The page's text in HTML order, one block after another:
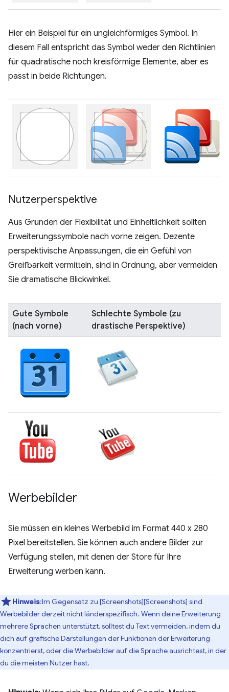
Hier ein Beispiel für ein ungleichförmiges Symbol. In
diesem Fall entspricht das Symbol weder den Richtlinien
für quadratische noch kreisförmige Elemente, aber es
passt in beide Richtungen.
Nutzerperspektive
Aus Gründen der Flexibilität und Einheitlichkeit sollten
Erweiterungssymbole nach vorne zeigen. Dezente
perspektivische Anpassungen, die ein Gefühl von
Greifbarkeit vermitteln, sind in Ordnung, aber vermeiden
Sie dramatische Blickwinkel.
Gute Symbole
(nach vorne)
Schlechte Symbole (zu
drastische Perspektive)
Werbebilder
Sie müssen ein kleines Werbebild im Format 440 x 280
Pixel bereitstellen. Sie können auch andere Bilder zur
Verfügung stellen, mit denen der Store für Ihre
Erweiterung werben kann.
Hinweis:Im Gegensatz zu [Screenshots][Screenshots] sind
Werbebilder derzeit nicht länderspezifisch. Wenn deine Erweiterung
mehrere Sprachen unterstützt, solltest du Text vermeiden, indem du
dich auf grafische Darstellungen der Funktionen der Erweiterung
konzentrierst, oder die Werbebilder auf die Sprache ausrichtest, in der
du die meisten Nutzer hast.